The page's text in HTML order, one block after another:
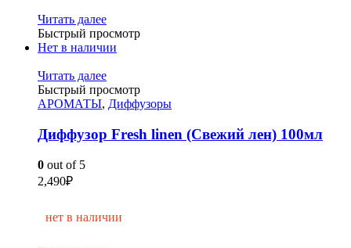
Читать далее
Быстрый просмотр
Нет в наличии
Читать далее
Быстрый просмотр
АРОМАТЫ, Диффузоры
Диффузор Fresh linen (Свежий лен) 100мл
0 out of 5
2,490₽
нет в наличии